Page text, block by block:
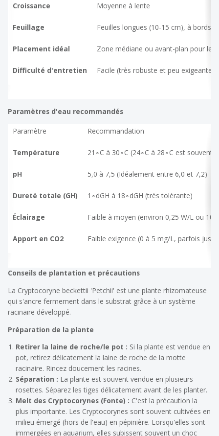
Croissance Moyenne à lente
Feuillage Feuilles longues (10-15 cm), à bords
Placement idéal Zone médiane ou avant-plan pour les
Difficulté d'entretien Facile (très robuste et peu exigeante)
Paramètres d'eau recommandés
Paramètre Recommandation
Température 21∘C à 30∘C (24∘C à 28∘C est souvent
pH 5,0 à 7,5 (Idéalement entre 6,0 et 7,2)
Dureté totale (GH) 1∘dGH à 18∘dGH (très tolérante)
Éclairage Faible à moyen (environ 0,25 W/L ou 10
Apport en CO2 Faible exigence (0 à 5 mg/L, parfois
Conseils de plantation et précautions
La Cryptocoryne beckettii 'Petchii' est une plante rhizomateuse
qui s'ancre fermement dans le substrat grâce à un système
racinaire développé.
Préparation de la plante
Retirer la laine de roche/le pot : Si la plante est vendue en
pot, retirez délicatement la laine de roche de la motte
racinaire. Rincez doucement les racines.
Séparation : La plante est souvent vendue en plusieurs
rosettes. Séparez les tiges délicatement avant de les planter.
Melt des Cryptocorynes (Fonte) : C'est la précaution la
plus importante. Les Cryptocorynes sont souvent cultivées en
milieu émergé (hors de l'eau) en pépinière. Lorsqu'elles sont
immergées en aquarium, elles subissent souvent un choc